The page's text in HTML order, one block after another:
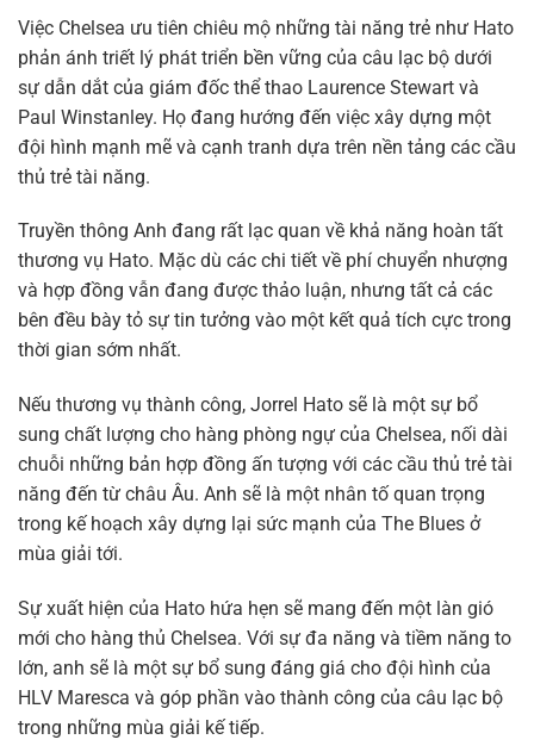
Việc Chelsea ưu tiên chiêu mộ những tài năng trẻ như Hato
phản ánh triết lý phát triển bền vững của câu lạc bộ dưới
sự dẫn dắt của giám đốc thể thao Laurence Stewart và
Paul Winstanley. Họ đang hướng đến việc xây dựng một
đội hình mạnh mẽ và cạnh tranh dựa trên nền tảng các cầu
thủ trẻ tài năng.
Truyền thông Anh đang rất lạc quan về khả năng hoàn tất
thương vụ Hato. Mặc dù các chi tiết về phí chuyển nhượng
và hợp đồng vẫn đang được thảo luận, nhưng tất cả các
bên đều bày tỏ sự tin tưởng vào một kết quả tích cực trong
thời gian sớm nhất.
Nếu thương vụ thành công, Jorrel Hato sẽ là một sự bổ
sung chất lượng cho hàng phòng ngự của Chelsea, nối dài
chuỗi những bản hợp đồng ấn tượng với các cầu thủ trẻ tài
năng đến từ châu Âu. Anh sẽ là một nhân tố quan trọng
trong kế hoạch xây dựng lại sức mạnh của The Blues ở
mùa giải tới.
Sự xuất hiện của Hato hứa hẹn sẽ mang đến một làn gió
mới cho hàng thủ Chelsea. Với sự đa năng và tiềm năng to
lớn, anh sẽ là một sự bổ sung đáng giá cho đội hình của
HLV Maresca và góp phần vào thành công của câu lạc bộ
trong những mùa giải kế tiếp.